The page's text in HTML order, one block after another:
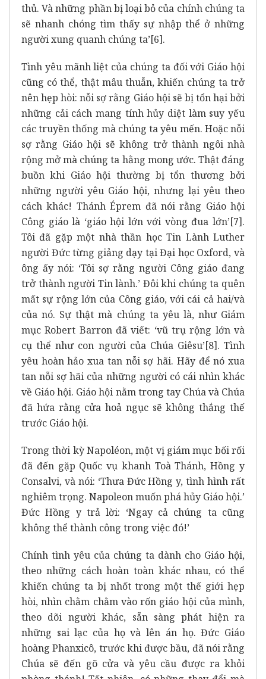
thủ. Và những phần bị loại bỏ của chính chúng ta
sẽ nhanh chóng tìm thấy sự nhập thể ở những
người xung quanh chúng ta’[6].
Tình yêu mãnh liệt của chúng ta đối với Giáo hội
cũng có thể, thật mâu thuẫn, khiến chúng ta trở
nên hẹp hòi: nỗi sợ rằng Giáo hội sẽ bị tổn hại bởi
những cải cách mang tính hủy diệt làm suy yếu
các truyền thống mà chúng ta yêu mến. Hoặc nỗi
sợ rằng Giáo hội sẽ không trở thành ngôi nhà
rộng mở mà chúng ta hằng mong ước. Thật đáng
buồn khi Giáo hội thường bị tổn thương bởi
những người yêu Giáo hội, nhưng lại yêu theo
cách khác! Thánh Éprem đã nói rằng Giáo hội
Công giáo là ‘giáo hội lớn với vòng đua lớn’[7].
Tôi đã gặp một nhà thần học Tin Lành Luther
người Đức từng giảng dạy tại Đại học Oxford, và
ông ấy nói: ‘Tôi sợ rằng người Công giáo đang
trở thành người Tin lành.’ Đôi khi chúng ta quên
mất sự rộng lớn của Công giáo, với cái cả hai/và
của nó. Sự thật mà chúng ta yêu là, như Giám
mục Robert Barron đã viết: ‘vũ trụ rộng lớn và
cụ thể như con người của Chúa Giêsu’[8]. Tình
yêu hoàn hảo xua tan nỗi sợ hãi. Hãy để nó xua
tan nỗi sợ hãi của những người có cái nhìn khác
về Giáo hội. Giáo hội nằm trong tay Chúa và Chúa
đã hứa rằng cửa hoả ngục sẽ không thắng thế
trước Giáo hội.
Trong thời kỳ Napoléon, một vị giám mục bối rối
đã đến gặp Quốc vụ khanh Toà Thánh, Hồng y
Consalvi, và nói: ‘Thưa Đức Hồng y, tình hình rất
nghiêm trọng. Napoleon muốn phá hủy Giáo hội.’
Đức Hồng y trả lời: ‘Ngay cả chúng ta cũng
không thể thành công trong việc đó!’
Chính tình yêu của chúng ta dành cho Giáo hội,
theo những cách hoàn toàn khác nhau, có thể
khiến chúng ta bị nhốt trong một thế giới hẹp
hòi, nhìn chằm chằm vào rốn giáo hội của mình,
theo dõi người khác, sẵn sàng phát hiện ra
những sai lạc của họ và lên án họ. Đức Giáo
hoàng Phanxicô, trước khi được bầu, đã nói rằng
Chúa sẽ đến gõ cửa và yêu cầu được ra khỏi